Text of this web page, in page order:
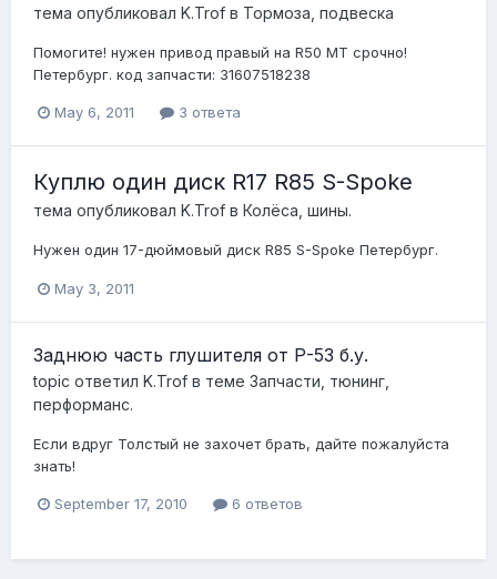
тема опубликовал K.Trof в Тормоза, подвеска
Помогите! нужен привод правый на R50 MT срочно!
Петербург. код запчасти: 31607518238
May 6, 2011 3 ответа
Куплю один диск R17 R85 S-Spoke
тема опубликовал K.Trof в Колёса, шины.
Нужен один 17-дюймовый диск R85 S-Spoke Петербург.
May 3, 2011
Заднюю часть глушителя от Р-53 б.у.
topic ответил K.Trof в теме Запчасти, тюнинг,
перформанс.
Если вдруг Толстый не захочет брать, дайте пожалуйста
знать!
September 17, 2010 6 ответов